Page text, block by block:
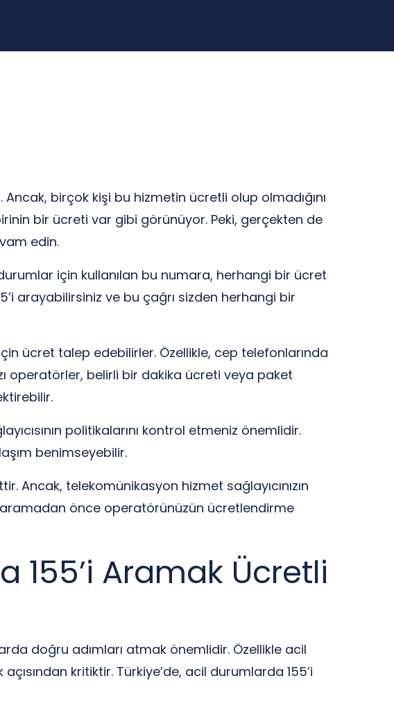
birçok kişi bu hizmetin ücretli olup olmadığını
bir ücreti var gibi görünüyor. Peki, gerçekten de
edin.
için kullanılan bu numara, herhangi bir ücret
arayabilirsiniz ve bu çağrı sizden herhangi bir
ücret talep edebilirler. Özellikle, cep telefonlarında
operatörler, belirli bir dakika ücreti veya paket
politikalarını kontrol etmeniz önemlidir.
benimseyebilir.
Ancak, telekomünikasyon hizmet sağlayıcınızın
aramadan önce operatörünüzün ücretlendirme
155’i Aramak Ücretli
doğru adımları atmak önemlidir. Özellikle acil
kritiktir. Türkiye’de, acil durumlarda 155’i